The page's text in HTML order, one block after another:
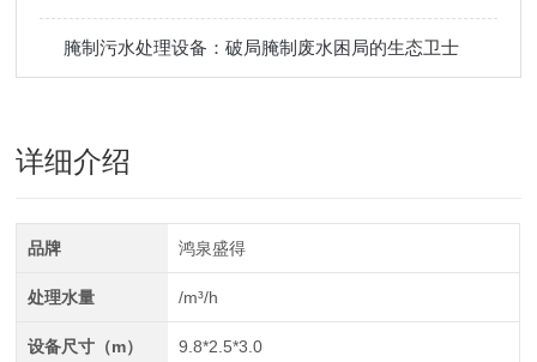
腌制污水处理设备：破局腌制废水困局的生态卫士
详细介绍
品牌 鸿泉盛得
处理水量 /m³/h
设备尺寸（m） 9.8*2.5*3.0